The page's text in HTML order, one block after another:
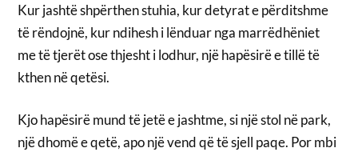
Kur jashtë shpërthen stuhia, kur detyrat e përditshme
të rëndojnë, kur ndihesh i lënduar nga marrëdhëniet
me të tjerët ose thjesht i lodhur, një hapësirë e tillë të
kthen në qetësi.
Kjo hapësirë mund të jetë e jashtme, si një stol në park,
një dhomë e qetë, apo një vend që të sjell paqe. Por mbi